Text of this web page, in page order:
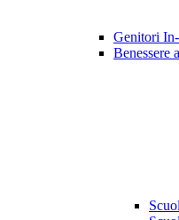
Genitori
Benessere